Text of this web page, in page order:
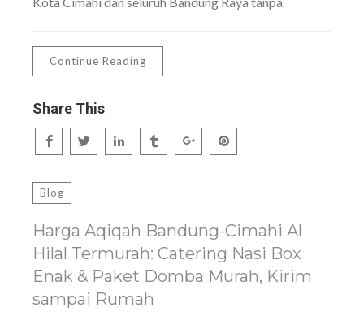
Continue Reading
Share This
Blog
Harga Aqiqah Bandung-Cimahi Al
Hilal Termurah: Catering Nasi Box
Enak & Paket Domba Murah, Kirim
sampai Rumah